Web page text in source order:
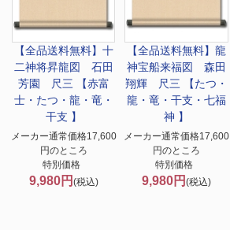
【全品送料無料】 十
二神将昇龍図 石田
芳園 尺三 【赤富
士・たつ・龍・竜・
干支 】
メーカー通常価格17,600
円のところ
特別価格
9,980円 (税込)
【全品送料無料】 龍
神宝船来福図 森田
翔輝 尺三 【たつ・
龍・竜・干支・七福
神 】
メーカー通常価格17,600
円のところ
特別価格
9,980円 (税込)